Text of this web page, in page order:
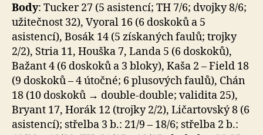
Body: Tucker 27 (5 asistencí; TH 7/6; dvojky 8/6;
užitečnost 32), Vyoral 16 (6 doskoků a 5
asistencí), Bosák 14 (5 získaných faulů; trojky
2/2), Stria 11, Houška 7, Landa 5 (6 doskoků),
Bažant 4 (6 doskoků a 3 bloky), Kaša 2 – Field 18
(9 doskoků – 4 útočné; 6 plusových faulů), Chán
18 (10 doskoků → double-double; validita 25),
Bryant 17, Horák 12 (trojky 2/2), Ličartovský 8 (6
asistencí); střelba 3 b.: 21/9 – 18/6; střelba 2 b.: